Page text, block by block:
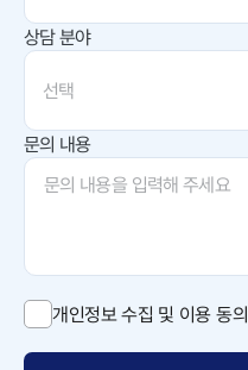
상담 분야
선택
문의 내용
개인정보 수집 및 이용 동의